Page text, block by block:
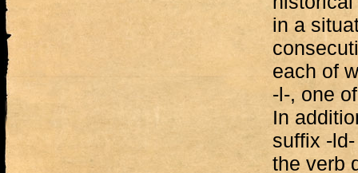
in a
each of
-l-, one
In
suffix -
the verb